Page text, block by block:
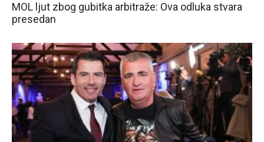
MOL ljut zbog gubitka arbitraže: Ova odluka stvara
presedan